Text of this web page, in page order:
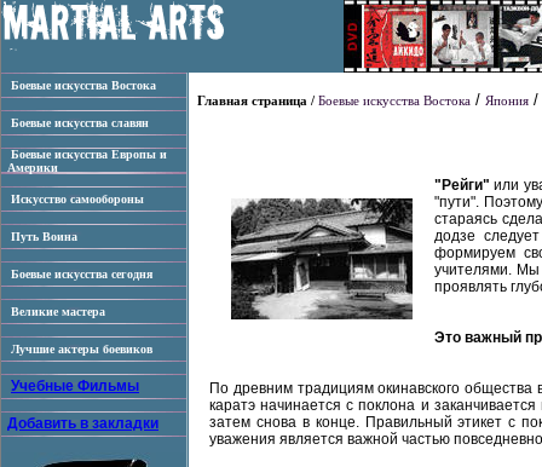
Боевые искусства Востока
Боевые искусства славян
Боевые искусства Европы и
Америки
Искусство самообороны
Путь Воина
Боевые искусства сегодня
Великие мастера
Лучшие актеры боевиков
Учебные Фильмы
Добавить в закладки
Главная страница / Боевые искусства Востока / Япония /
"Рейги" или
"пути".
стараясь
додзе
формируем
учителями. Мы
проявлять
Это важный
По древним традициям окинавского общества
каратэ начинается с поклона и
затем снова в конце. Правильный этикет с
уважения является важной частью